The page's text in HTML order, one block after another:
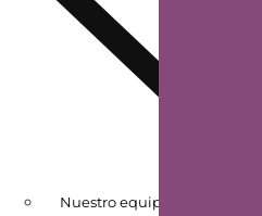
Nuestro equipo